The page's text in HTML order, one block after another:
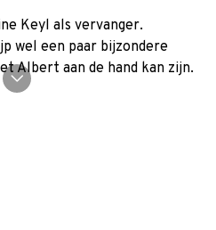
Keyl als vervanger.
wel een paar bijzondere
Albert aan de hand kan zijn.